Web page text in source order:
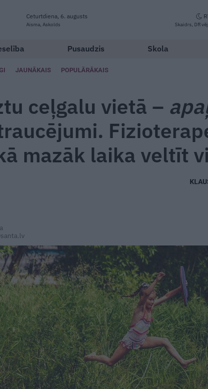
Ceturtdiena, 6. augusts
Aisma, Askolds Skaidrs, DR
Pusaudzis Skola
JAUNĀKAIS POPULĀRĀKAIS
ceļgalu vietā –
mazāk laika veltīt